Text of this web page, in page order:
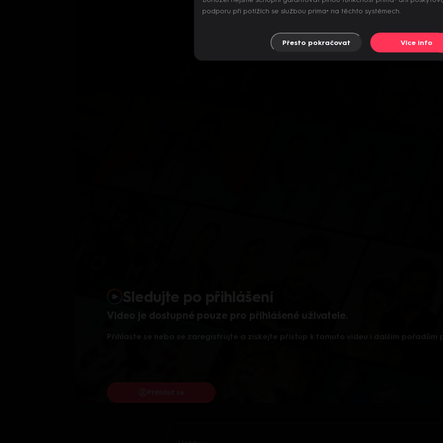
Video je dostupné pouze pro přihlášené uživatele.
Sledujte po přihlášení
Přihlaste se nebo se zaregistrujte a získejte přístup k tomuto videu i dalším pořadům
podporu při potížích se službou prima+ na těchto systémech.
Přesto pokračovat Více info